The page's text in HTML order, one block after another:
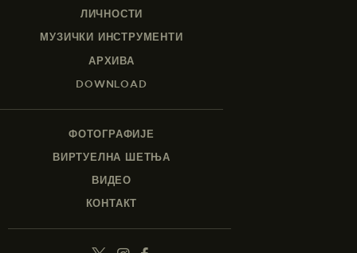
ЛИЧНОСТИ
МУЗИЧКИ ИНСТРУМЕНТИ
АРХИВА
DOWNLOAD
ФОТОГРАФИЈЕ
ВИРТУЕЛНА ШЕТЊА
ВИДЕО
КОНТАКТ